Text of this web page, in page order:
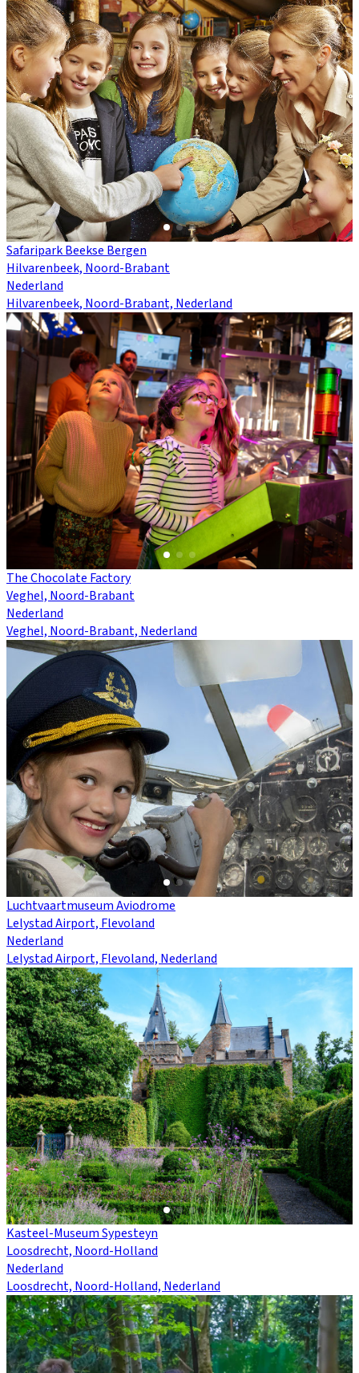
Safaripark Beekse Bergen
Hilvarenbeek, Noord-Brabant
Nederland
Hilvarenbeek, Noord-Brabant, Nederland
The Chocolate Factory
Veghel, Noord-Brabant
Nederland
Veghel, Noord-Brabant, Nederland
Luchtvaartmuseum Aviodrome
Lelystad Airport, Flevoland
Nederland
Lelystad Airport, Flevoland, Nederland
Kasteel-Museum Sypesteyn
Loosdrecht, Noord-Holland
Nederland
Loosdrecht, Noord-Holland, Nederland